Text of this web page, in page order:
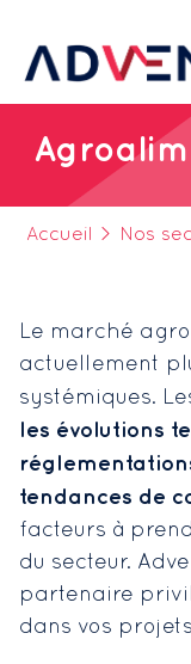
Accueil > Nos
Le marché
actuellement
systémiques.
les évolutions
tendances de
facteurs à
du secteur.
partenaire
dans vos